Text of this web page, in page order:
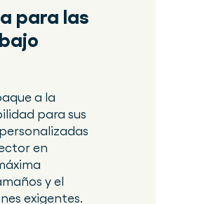
para las
a la
para sus
en
y el
exigentes.